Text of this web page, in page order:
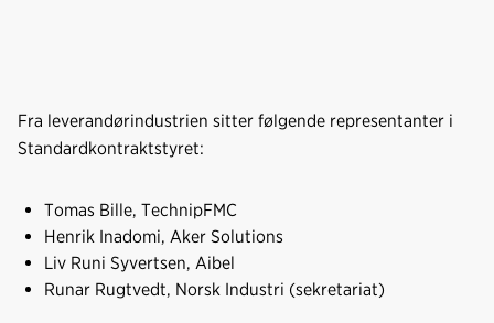
Fra leverandørindustrien sitter følgende representanter i
Standardkontraktstyret:
Tomas Bille, TechnipFMC
Henrik Inadomi, Aker Solutions
Liv Runi Syvertsen, Aibel
Runar Rugtvedt, Norsk Industri (sekretariat)